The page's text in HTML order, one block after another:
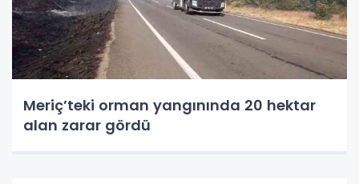
Meriç’teki orman yangınında 20 hektar
alan zarar gördü